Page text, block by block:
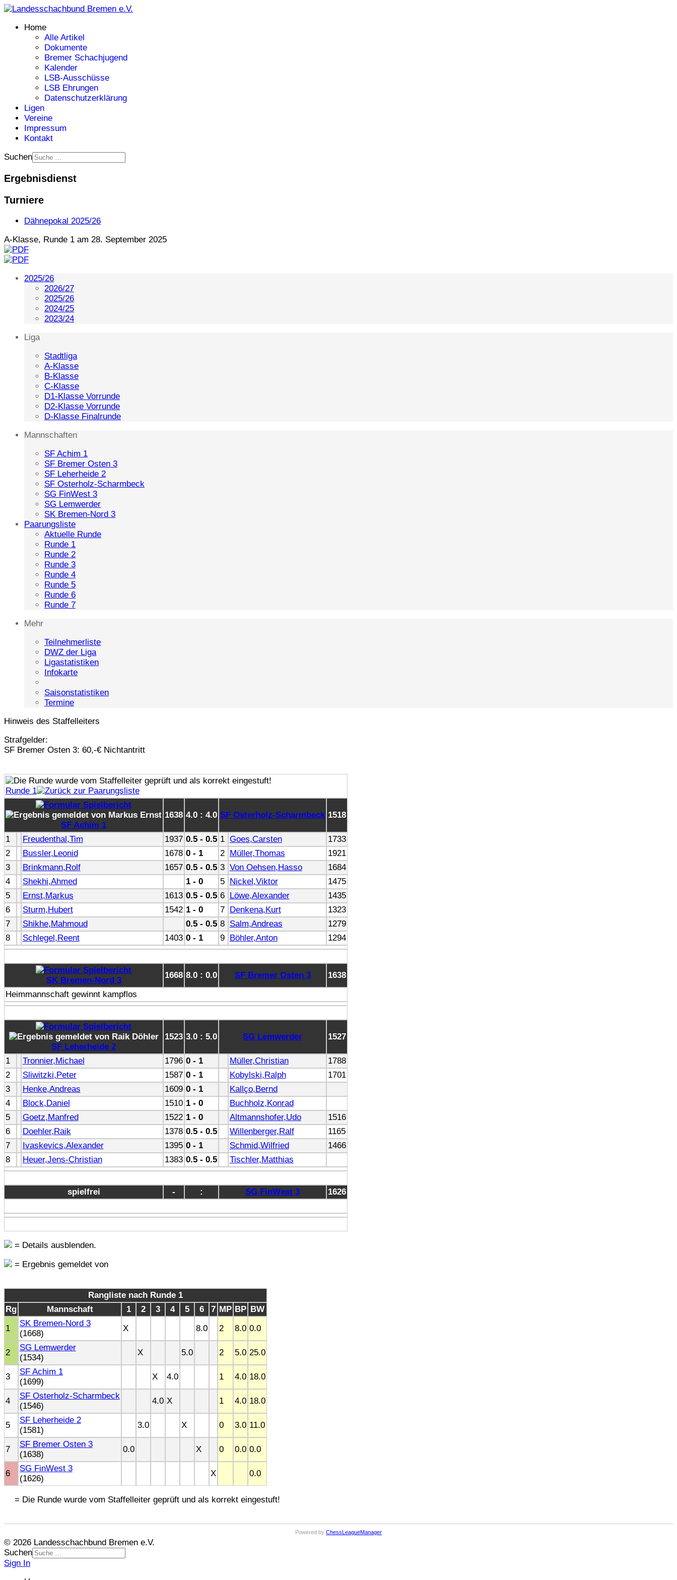
Home
Alle Artikel
Dokumente
Bremer Schachjugend
Kalender
LSB-Ausschüsse
LSB Ehrungen
Datenschutzerklärung
Ligen
Vereine
Impressum
Kontakt
Suchen
Ergebnisdienst
Turniere
Dähnepokal 2025/26
A-Klasse, Runde 1 am 28. September 2025
2025/26
2026/27
2025/26
2024/25
2023/24
Liga
Stadtliga
A-Klasse
B-Klasse
C-Klasse
D1-Klasse Vorrunde
D2-Klasse Vorrunde
D-Klasse Finalrunde
Mannschaften
SF Achim 1
SF Bremer Osten 3
SF Leherheide 2
SF Osterholz-Scharmbeck
SG FinWest 3
SG Lemwerder
SK Bremen-Nord 3
Paarungsliste
Aktuelle Runde
Runde 1
Runde 2
Runde 3
Runde 4
Runde 5
Runde 6
Runde 7
Mehr
Teilnehmerliste
DWZ der Liga
Ligastatistiken
Infokarte
Saisonstatistiken
Termine
Hinweis des Staffelleiters
Strafgelder:
SF Bremer Osten 3: 60,-€ Nichtantritt
Runde 1
SF Achim 1
1638 4.0 : 4.0 SF Osterholz-Scharmbeck 1518
1 Freudenthal,Tim 1937 0.5 - 0.5 1 Goes,Carsten
1733
2
Bussler,Leonid 1678 0 - 1 2 Müller,Thomas
1921
3
Brinkmann,Rolf 1657 0.5 - 0.5 3 Von Oehsen,Hasso
1684
4
Shekhi,Ahmed 1 - 0 5 Nickel,Viktor
1475
5
Ernst,Markus 1613 0.5 - 0.5 6 Löwe,Alexander
1435
6
Sturm,Hubert 1542 1 - 0 7 Denkena,Kurt
1323
7
Shikhe,Mahmoud 0.5 - 0.5 8 Salm,Andreas
1279
8
Schlegel,Reent 1403 0 - 1 9 Böhler,Anton 1294
SK Bremen-Nord 3
1668 8.0 : 0.0 SF Bremer Osten 3
1638
Heimmannschaft gewinnt kampflos
SF Leherheide 2
1523 3.0 : 5.0 SG Lemwerder 1527
1 Tronnier,Michael 1796 0 - 1 Müller,Christian
1788
2
Sliwitzki,Peter 1587 0 - 1 Kobylski,Ralph
1701
3
Henke,Andreas 1609 0 - 1
Kallço,Bernd
4
Block,Daniel 1510 1 - 0
Buchholz,Konrad
5
Goetz,Manfred 1522 1 - 0 Altmannshofer,Udo
1516
6
Doehler,Raik 1378 0.5 - 0.5 Willenberger,Ralf
1165
7
Ivaskevics,Alexander 1395 0 - 1 Schmid,Wilfried
1466
8
Heuer,Jens-Christian 1383 0.5 - 0.5 Tischler,Matthias
spielfrei - : SG FinWest 3 1626
= Details ausblenden.
= Ergebnis gemeldet von
Rangliste nach Runde 1
Rg
Mannschaft 1 2 3 4 5 6 7 MP BP BW
1
SK Bremen-Nord 3
(1668)
X 8.0 2 8.0 0.0
2
SG Lemwerder
(1534)
X 5.0 2 5.0 25.0
3
SF Achim 1
(1699)
X 4.0 1 4.0 18.0
4
SF Osterholz-Scharmbeck
(1546)
4.0 X 1 4.0 18.0
5
SF Leherheide 2
(1581)
3.0 X 0 3.0 11.0
7
SF Bremer Osten 3
(1638)
0.0 X 0 0.0 0.0
6
SG FinWest 3
(1626)
X 0.0
= Die Runde wurde vom Staffelleiter geprüft und als korrekt eingestuft!
Powered by ChessLeagueManager
© 2026 Landesschachbund Bremen e.V.
Suchen
Sign In